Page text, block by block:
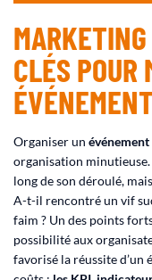
CLÉS POUR
Organiser un
organisation
long de son déroulé,
A-t-il rencontré un vif
faim ? Un des points
possibilité aux
favorisé la réussite d’un